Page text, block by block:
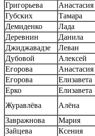
Григорьева
Анастасия
Губских
Тамара
Демиденко
Лада
Деревнин
Данила
Джиджавадзе
Леван
Дубовой
Алексей
Егорова
Анастасия
Егорова
Елизавета
Ерко
Елизавета
Журавлёва
Алёна
Завражнова
Мария
Зайцева
Ксения